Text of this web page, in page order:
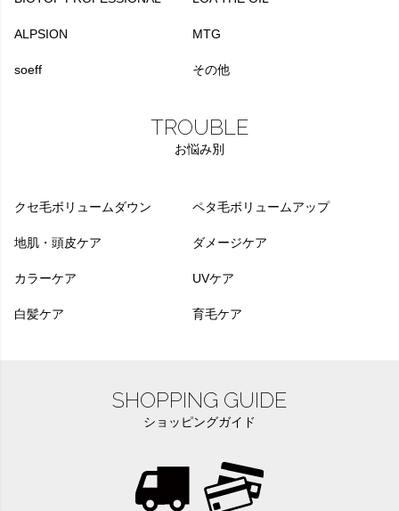
ALPSION MTG
soeff その他
TROUBLE
お悩み別
クセ毛ボリュームダウン ペタ毛ボリュームアップ
地肌・頭皮ケア ダメージケア
カラーケア UVケア
白髪ケア 育毛ケア
SHOPPING GUIDE
ショッピングガイド